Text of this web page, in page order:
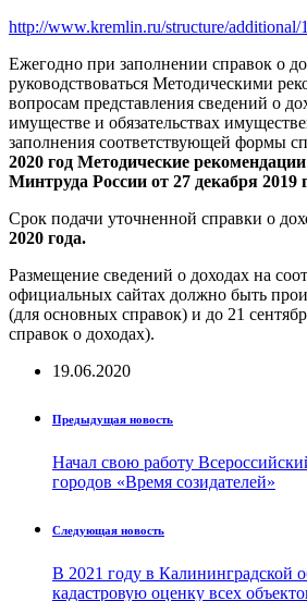
http://www.kremlin.ru/structure/additional/
Ежегодно при заполнении справок о
руководствоваться Методическими
вопросам представления сведений о
имуществе и обязательствах
заполнения соответствующей формы
2020 год Методические
Минтруда России от 27 декабря 2019
Срок подачи уточненной справки о
2020 года.
Размещение сведений о доходах на
официальных сайтах должно быть
(для основных справок) и до 21
справок о доходах).
19.06.2020
Предыдущая новость
Начал свою работу
городов «Время созидателей»
Следующая новость
В 2021 году в Калининградской
кадастровую оценку всех